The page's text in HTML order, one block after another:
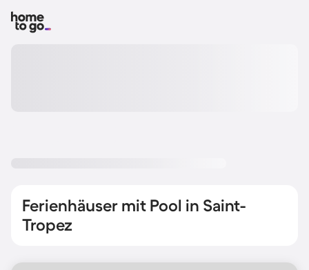
Ferienhäuser mit Pool in Saint-
Tropez